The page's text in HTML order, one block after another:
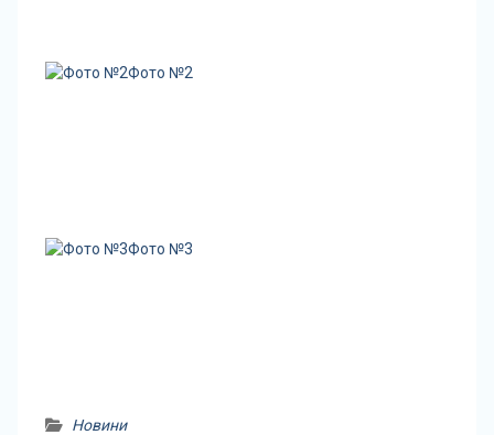
Фото №2
Фото №3
Новини